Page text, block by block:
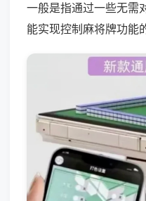
一般是指通过一些无需
能实现控制麻将牌功能